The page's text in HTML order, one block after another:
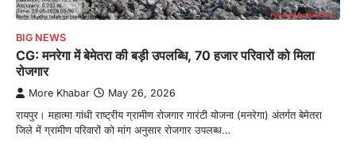
BIG NEWS
CG: मनरेगा में बेमेतरा की बड़ी उपलब्धि, 70 हजार परिवारों को मिला
रोजगार
More Khabar May 26, 2026
रायपुर। महात्मा गांधी राष्ट्रीय ग्रामीण रोजगार गारंटी योजना (मनरेगा) अंतर्गत बेमेतरा
जिले में ग्रामीण परिवारों को मांग अनुसार रोजगार उपलब्ध…